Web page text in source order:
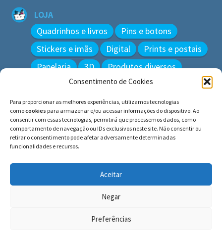
Consentimento de Cookies
Para proporcionar as melhores experiências, utilizamos tecnologias
comocookies para armazenar e/ou acessar informações do dispositivo. Ao
consentir com essas tecnologias, permitirá que processemos dados, como
comportamento de navegação ou IDs exclusivos neste site. Não consentir ou
retirar o consentimento pode afetar adversamente determinadas
funcionalidades e recursos.
Aceitar
Negar
Preferências
LOJA
Quadrinhos e livros
Pins e botons
Stickers e imãs
Digital
Prints e postais
Papelaria
3D Produtos diversos
Pesquisar
por:
© BLUE e os gatos ∙ todos os direitos reservados.
Histórias inspiradas em gatos reais. Adote e cuide dos
gatos!